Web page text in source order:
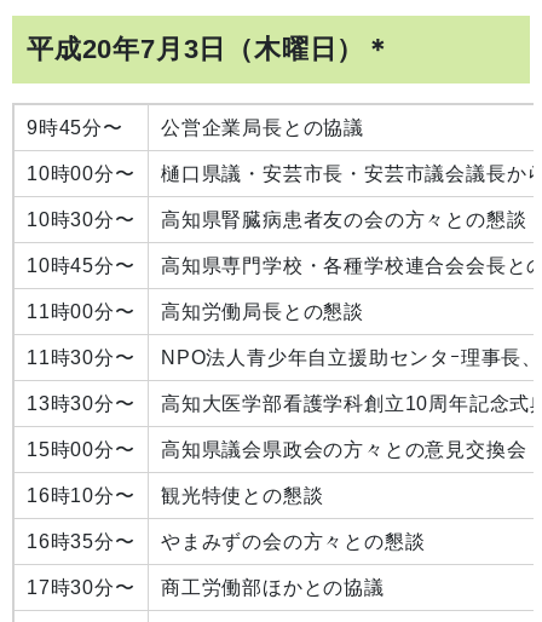
平成20年7月3日（木曜日）＊
9時45分〜 公営企業局長との協議
10時00分〜 樋口県議・安芸市長・安芸市議会議長か
10時30分〜 高知県腎臓病患者友の会の方々との懇談
10時45分〜 高知県専門学校・各種学校連合会会長と
11時00分〜 高知労働局長との懇談
11時30分〜 NPO法人青少年自立援助センタｰ理事長
13時30分〜 高知大医学部看護学科創立10周年記念式
15時00分〜 高知県議会県政会の方々との意見交換会
16時10分〜 観光特使との懇談
16時35分〜 やまみずの会の方々との懇談
17時30分〜 商工労働部ほかとの協議